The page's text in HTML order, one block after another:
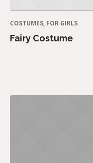
COSTUMES, FOR GIRLS
Fairy Costume